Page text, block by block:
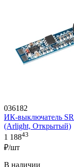
036182
ИК-выключатель
(Arlight, Открытый)
1 18843
₽/шт
В наличии